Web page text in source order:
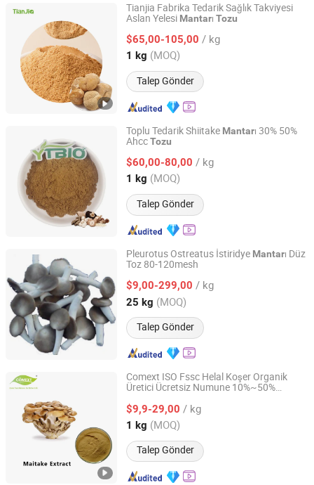
Tianjia Fabrika Tedarik Sağlık Takviyesi
Aslan Yelesi Mantarı Tozu
$65,00-105,00 / kg
1 kg (MOQ)
Talep Gönder
Shanghai Tianjia Biochemical Co., Ltd.
Shanghai, China Fiyat 2022
Toplu Tedarik Shiitake Mantarı 30% 50%
AhccTozu
$60,00-80,00 / kg
1 kg (MOQ)
Talep Gönder
Shaanxi Dongjiang Kangtai Health Industry Co., Ltd.
Shaanxi, China Fiyat 2024
Pleurotus Ostreatus İstiridye Mantarı Düz
Toz 80-120mesh
$9,00-299,00 / kg
25 kg (MOQ)
Talep Gönder
Hunan Sunfull Bio-Tech Co., Ltd.
Hunan, China Fiyat 2020
Comext ISO Fssc Helal Koşer Organik
Üretici Ücretsiz Numune 10%~50%
Tozu
$9,9-29,00 / kg
1 kg (MOQ)
Talep Gönder
Changsha Comext Biotech Co., Ltd.
Hunan, China Fiyat 2023